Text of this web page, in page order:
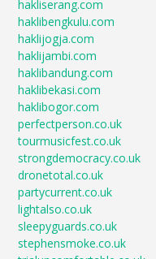
hakliserang.com
haklibengkulu.com
haklijogja.com
haklijambi.com
haklibandung.com
haklibekasi.com
haklibogor.com
perfectperson.co.uk
tourmusicfest.co.uk
strongdemocracy.co.uk
dronetotal.co.uk
partycurrent.co.uk
lightalso.co.uk
sleepyguards.co.uk
stephensmoke.co.uk